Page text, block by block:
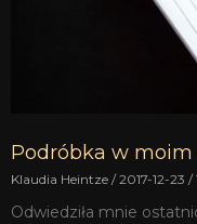
Podróbka w
Klaudia Heintze 2017-12-23
Odwiedziła mnie